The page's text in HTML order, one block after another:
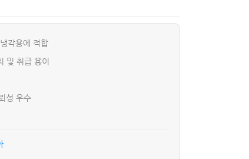
각용에 적합
및 취급 용이
성 우수